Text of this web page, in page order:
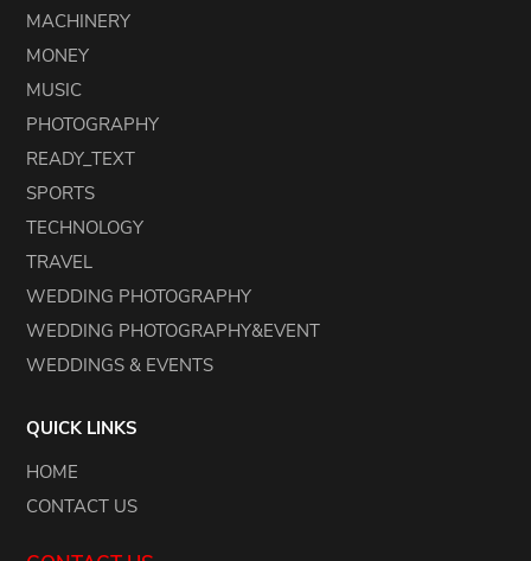
MACHINERY
MONEY
MUSIC
PHOTOGRAPHY
READY_TEXT
SPORTS
TECHNOLOGY
TRAVEL
WEDDING PHOTOGRAPHY
WEDDING PHOTOGRAPHY&EVENT
WEDDINGS & EVENTS
QUICK LINKS
HOME
CONTACT US